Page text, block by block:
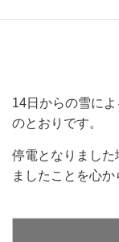
14日からの雪に
のとおりです。
停電となりました
ましたことを心か